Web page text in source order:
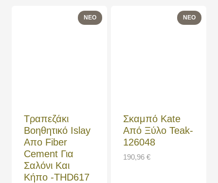
Τραπεζάκι
Βοηθητικό Islay
Απο Fiber
Cement Για
Σαλόνι Και
Κήπο -THD617
Σκαμπό Kate
Από Ξύλο Teak-
126048
190,96 €